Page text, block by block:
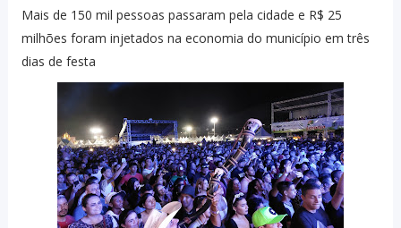
Mais de 150 mil pessoas passaram pela cidade e R$ 25
milhões foram injetados na economia do município em três
dias de festa